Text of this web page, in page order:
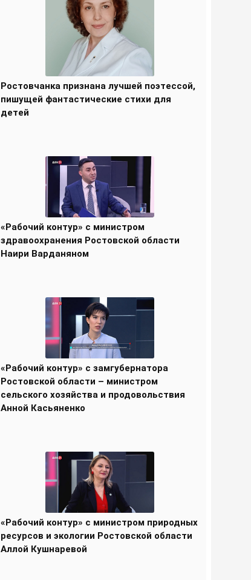
Ростовчанка признана лучшей поэтессой,
пишущей фантастические стихи для
детей
«Рабочий контур» с министром
здравоохранения Ростовской области
Наири Варданяном
«Рабочий контур» с замгубернатора
Ростовской области – министром
сельского хозяйства и продовольствия
Анной Касьяненко
«Рабочий контур» с министром природных
ресурсов и экологии Ростовской области
Аллой Кушнаревой